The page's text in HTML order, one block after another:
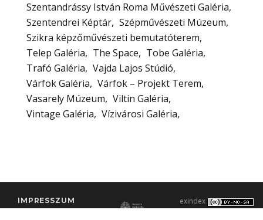
Szentandrássy István Roma Művészeti Galéria
Szentendrei Képtár Szépművészeti Múzeum
Szikra képzőművészeti bemutatóterem
Telep Galéria
The Space
Tobe Galéria
Trafó Galéria
Vajda Lajos Stúdió
Várfok Galéria
Várfok – Projekt Terem
Vasarely Múzeum
Viltin Galéria
Vintage Galéria
Vízivárosi Galéria
IMPRESSZUM
exindex